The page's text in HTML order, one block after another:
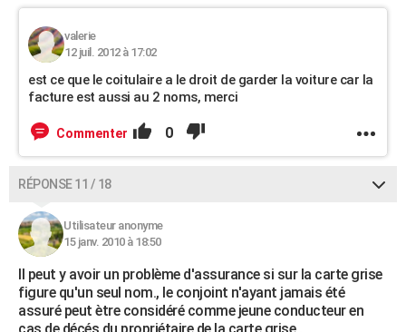
valerie
12 juil. 2012 à 17:02
est ce que le coitulaire a le droit de garder la voiture car la
facture est aussi au 2 noms, merci
Commenter 0
RÉPONSE 11 / 18
Utilisateur anonyme
15 janv. 2010 à 18:50
Il peut y avoir un problème d'assurance si sur la carte grise
figure qu'un seul nom., le conjoint n'ayant jamais été
assuré peut ètre considéré comme jeune conducteur en